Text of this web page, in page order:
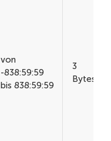
von
-838:59:59
bis 838:59:59
3
Bytes